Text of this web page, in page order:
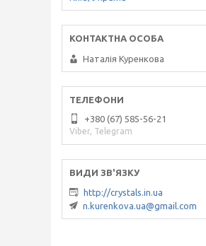
Наталія Куренкова
+380 (67) 585-56-21
Viber, Telegram
http://crystals.in.ua
n.kurenkova.ua@gmail.com